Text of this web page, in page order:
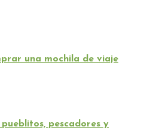
una mochila de viaje
pescadores y